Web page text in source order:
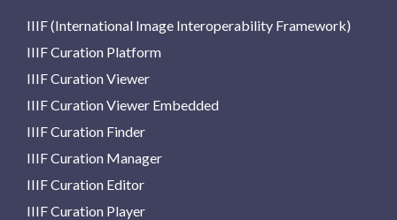
IIIF (International Image Interoperability Framework)
IIIF Curation Platform
IIIF Curation Viewer
IIIF Curation Viewer Embedded
IIIF Curation Finder
IIIF Curation Manager
IIIF Curation Editor
IIIF Curation Player